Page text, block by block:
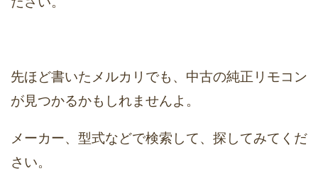
先ほど書いたメルカリでも、中古の純正リモコン
が見つかるかもしれませんよ。
メーカー、型式などで検索して、探してみてくだ
さい。